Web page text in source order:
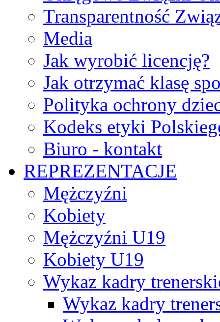
Transparentność
Media
Jak wyrobić licencję?
Jak otrzymać klasę
Polityka ochrony
Kodeks etyki
Biuro - kontakt
REPREZENTACJE
Mężczyźni
Kobiety
Mężczyźni U19
Kobiety U19
Wykaz kadry
Wykaz kadry